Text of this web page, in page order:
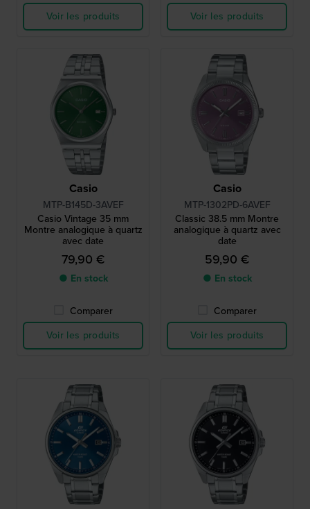
Voir les produits
Voir les produits
Casio
MTP-B145D-3AVEF
Casio Vintage 35 mm
Montre analogique à quartz
avec date
79,90 €
● En stock
Comparer
Voir les produits
Casio
MTP-1302PD-6AVEF
Classic 38.5 mm Montre
analogique à quartz avec
date
59,90 €
● En stock
Comparer
Voir les produits